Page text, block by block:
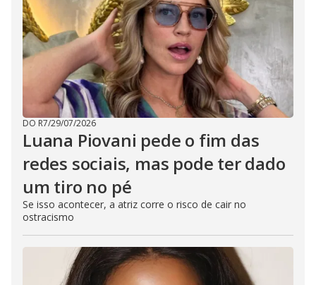
DO R7/29/07/2026
Luana Piovani pede o fim das
redes sociais, mas pode ter dado
um tiro no pé
Se isso acontecer, a atriz corre o risco de cair no
ostracismo